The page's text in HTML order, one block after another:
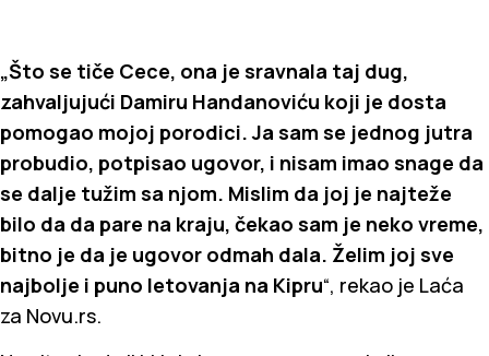
„Što se tiče Cece, ona je sravnala taj dug,
zahvaljujući Damiru Handanoviću koji je dosta
pomogao mojoj porodici. Ja sam se jednog jutra
probudio, potpisao ugovor, i nisam imao snage da
se dalje tužim sa njom. Mislim da joj je najteže
bilo da da pare na kraju, čekao sam je neko vreme,
bitno je da je ugovor odmah dala. Želim joj sve
najbolje i puno letovanja na Kipru“, rekao je Laća
za Novu.rs.